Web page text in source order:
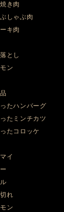
き肉
しゃぶ肉
キ肉
とし
ン
たハンバーグ
たミンチカツ
たコロッケ
イ
れ
ン